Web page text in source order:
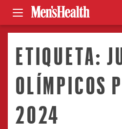
ETIQUETA:
OLÍMPICOS
2024